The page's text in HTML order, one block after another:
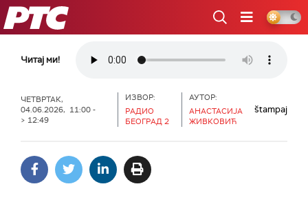
РТС
Читај ми!
ЧЕТВРТАК,
04.06.2026, 11:00 -
> 12:49
ИЗВОР:
РАДИО
БЕОГРАД 2
АУТОР:
АНАСТАСИЈА
ЖИВКОВИЋ
štampaj